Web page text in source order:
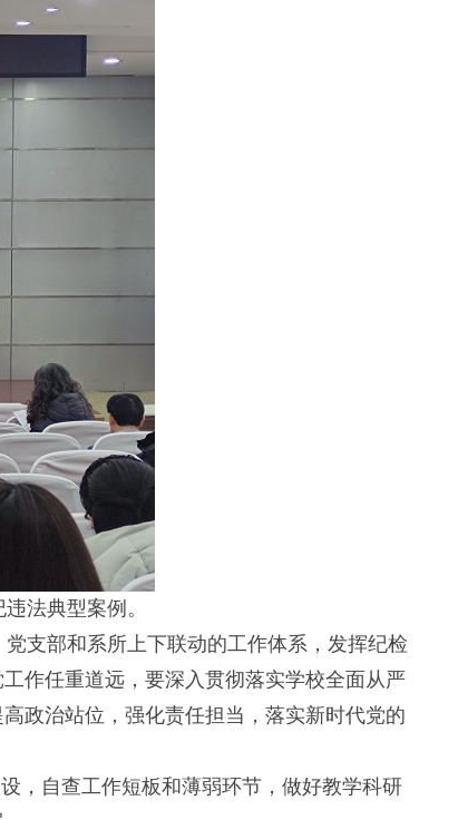
法典型案例。
支部和系所上下联动的工作体系，发挥纪检
作任重道远，要深入贯彻落实学校全面从严
政治站位，强化责任担当，落实新时代党的
，自查工作短板和薄弱环节，做好教学科研